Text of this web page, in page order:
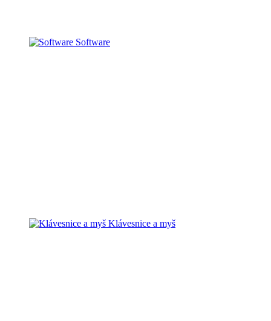
Software
Klávesnice a myš